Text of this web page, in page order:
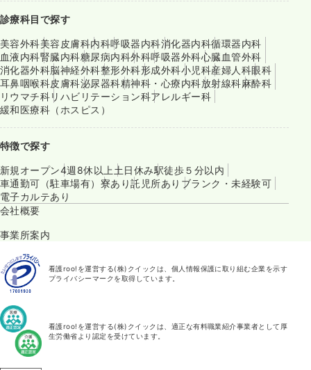
診療科目で探す
美容外科美容皮膚科内科呼吸器内科消化器内科循環器内科
血液内科腎臓内科糖尿病内科外科呼吸器外科心臓血管外科
消化器外科脳神経外科整形外科形成外科小児科産婦人科眼科
耳鼻咽喉科皮膚科泌尿器科精神科・心療内科放射線科麻酔科
リウマチ科リハビリテーション科アレルギー科
緩和医療科（ホスピス）
特徴で探す
新規オープン4週8休以上土日休み駅徒歩５分以内
車通勤可（駐車場有） 寮あり託児所あり ブランク・未経験可
電子カルテあり
会社概要
事業所案内
看護roo!を運営する(株)クイックは、個人情報保護に取り組む企業を示す
プライバシーマークを取得しています。
看護roo!を運営する(株)クイックは、適正な有料職業紹介事業者として厚
生労働省より認定を受けています。